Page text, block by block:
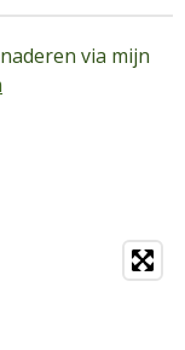
via mijn